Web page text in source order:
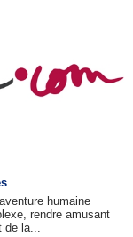
humaine
rendre amusant
de la...